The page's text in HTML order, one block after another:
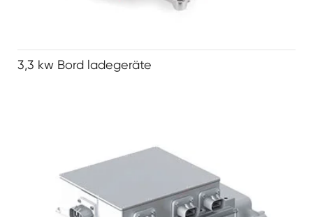
3,3 kw Bord ladegeräte